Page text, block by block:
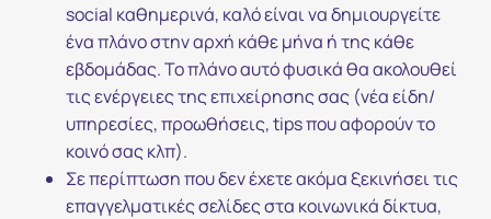
social καθημερινά, καλό είναι να δημιουργείτε
ένα πλάνο στην αρχή κάθε μήνα ή της κάθε
εβδομάδας. Το πλάνο αυτό φυσικά θα ακολουθεί
τις ενέργειες της επιχείρησης σας (νέα είδη/
υπηρεσίες, προωθήσεις, tips που αφορούν το
κοινό σας κλπ).
Σε περίπτωση που δεν έχετε ακόμα ξεκινήσει τις
επαγγελματικές σελίδες στα κοινωνικά δίκτυα,